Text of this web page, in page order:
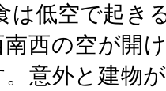
は低空で起き
西の空が開
意外と建物